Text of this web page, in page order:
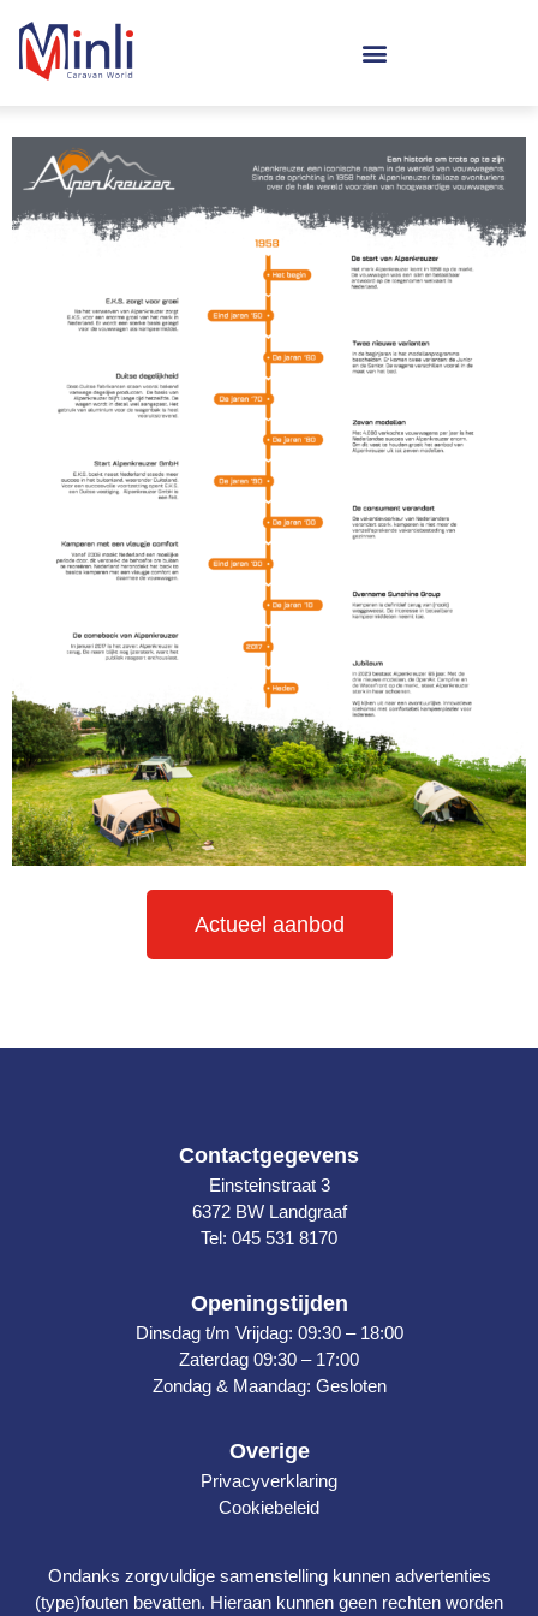
Actueel aanbod
Contactgegevens
Einsteinstraat 3
6372 BW Landgraaf
Tel: 045 531 8170
Openingstijden
Dinsdag t/m Vrijdag: 09:30 – 18:00
Zaterdag 09:30 – 17:00
Zondag & Maandag: Gesloten
Overige
Privacyverklaring
Cookiebeleid
Ondanks zorgvuldige samenstelling kunnen advertenties
(type)fouten bevatten. Hieraan kunnen geen rechten worden